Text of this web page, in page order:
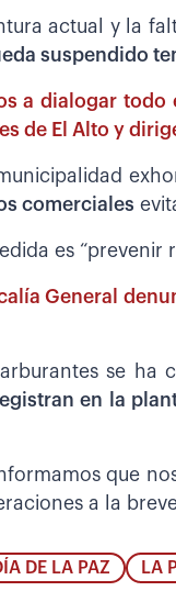
actual y la
suspendido
a dialogar
de El Alto y
comerciales
es
General
se ha
en la
que
a la
DE LA PAZ LA